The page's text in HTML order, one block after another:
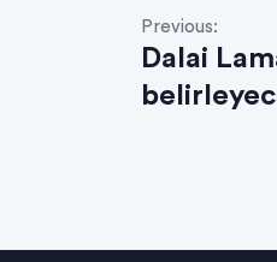
Previous:
Dalai